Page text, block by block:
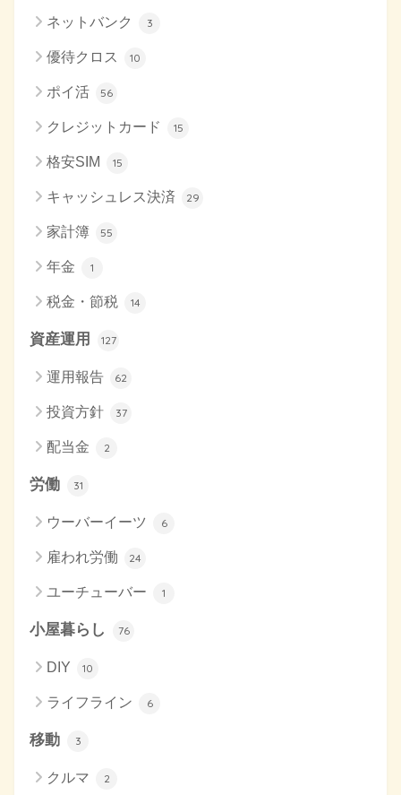
ネットバンク 3
優待クロス 10
ポイ活 56
クレジットカード 15
格安SIM 15
キャッシュレス決済 29
家計簿 55
年金 1
税金・節税 14
資産運用 127
運用報告 62
投資方針 37
配当金 2
労働 31
ウーバーイーツ 6
雇われ労働 24
ユーチューバー 1
小屋暮らし 76
DIY 10
ライフライン 6
移動 3
クルマ 2